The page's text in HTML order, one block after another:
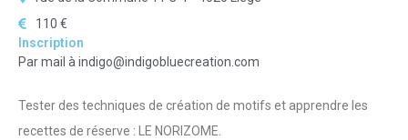
110 €
Inscription
Par mail à indigo@indigobluecreation.com
Tester des techniques de création de motifs et apprendre les
recettes de réserve : LE NORIZOME.